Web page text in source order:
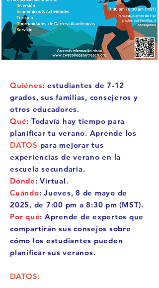
Quiénes: estudiantes de 7-12
grados, sus familias, consejeros y
otros educadores.
Qué: Todavía hay tiempo para
planificar tu verano. Aprende los
DATOS para mejorar tus
experiencias de verano en la
escuela secundaria.
Dónde: Virtual.
Cuándo: Jueves, 8 de mayo de
2025, de 7:00 pm a 8:30 pm (MST).
Por qué: Aprende de expertos que
compartirán sus consejos sobre
cómo los estudiantes pueden
planificar sus veranos.
DATOS: